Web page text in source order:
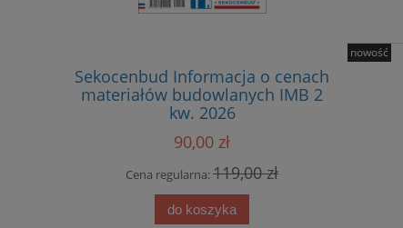
Sekocenbud Informacja o cenach
materiałów budowlanych IMB 2
kw. 2026
90,00 zł
Cena regularna:119,00 zł
do koszyka
nowość